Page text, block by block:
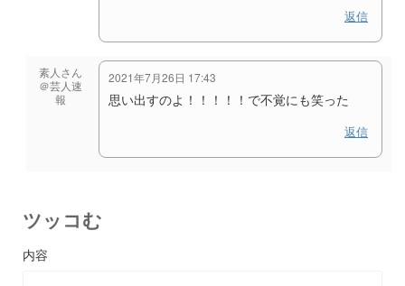
返信
素人さん
＠芸人速
報
2021年7月26日 17:43
思い出すのよ！！！！！で不覚にも笑った
返信
ツッコむ